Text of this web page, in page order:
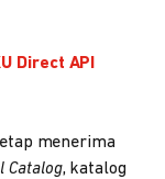
Direct API
menerima
Catalog, katalog